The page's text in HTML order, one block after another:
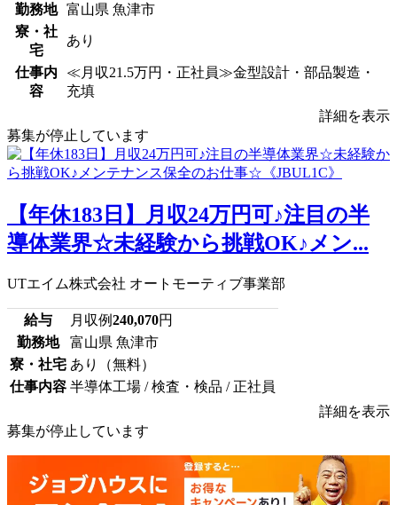
勤務地 富山県 魚津市
寮・社
宅
あり
仕事内
容
≪月収21.5万円・正社員≫金型設計・部品製造・
充填
詳細を表示
募集が停止しています
【年休183日】月収24万円可♪注目の半
導体業界☆未経験から挑戦OK♪メン...
UTエイム株式会社 オートモーティブ事業部
給与 月収例240,070円
勤務地
富山県 魚津市
寮・社宅 あり（無料）
仕事内容 半導体工場 / 検査・検品 / 正社員
詳細を表示
募集が停止しています